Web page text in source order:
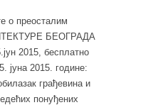
o преосталим
БЕОГРАДА
2015, бесплатно
јуна 2015. године:
грађевина и
понуђених